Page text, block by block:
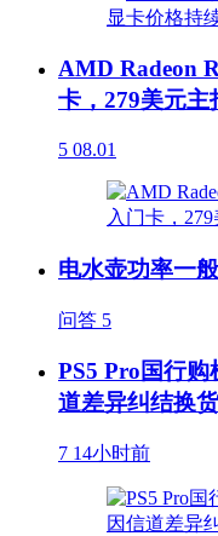
AMD Radeon
卡，279美元
5 08.01
电水壶功率一
问答 5
PS5 Pro国行
道差异纠结换货
7 14小时前